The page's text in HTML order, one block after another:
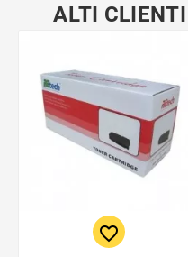
ALTI
favorite_border